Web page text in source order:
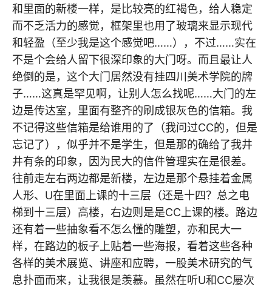
和里面的新楼一样，是比较亮的红褐色，给人稳定
而不乏活力的感觉，框架里也用了玻璃来显示现代
和轻盈（至少我是这个感觉吧……），不过……实在
不是个会给人留下很深印象的大门呀。而且最让人
绝倒的是，这个大门居然没有挂四川美术学院的牌
子……这真是罕见啊，让别人怎么找呢……大门的左
边是传达室，里面有整齐的刷成银灰色的信箱。我
不记得这些信箱是给谁用的了（我问过CC的，但是
忘记了），似乎并不是学生，但是那的确给了我井
井有条的印象，因为民大的信件管理实在是很差。
往前走左右两边都是新楼，左边是那个悬挂着金属
人形、U在里面上课的十三层（还是十四？总之电
梯到十三层）高楼，右边则是是CC上课的楼。路边
还有着一些抽象看不怎么懂的雕塑，亦和民大一
样，在路边的板子上贴着一些海报，看着这些各种
各样的美术展览、讲座和应聘，一股美术研究的气
息扑面而来，让我很是羡慕。虽然在听U和CC屡次